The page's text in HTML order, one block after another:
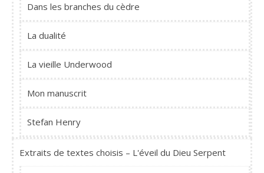
Dans les branches du cèdre
La dualité
La vieille Underwood
Mon manuscrit
Stefan Henry
Extraits de textes choisis – L'éveil du Dieu Serpent